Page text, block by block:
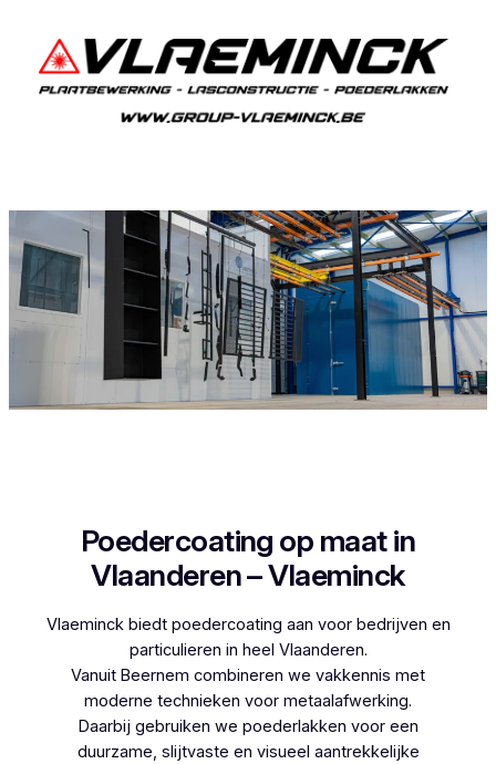
Poedercoating op maat in
Vlaanderen – Vlaeminck
Vlaeminck biedt poedercoating aan voor bedrijven en
particulieren in heel Vlaanderen.
Vanuit Beernem combineren we vakkennis met
moderne technieken voor metaalafwerking.
Daarbij gebruiken we poederlakken voor een
duurzame, slijtvaste en visueel aantrekkelijke